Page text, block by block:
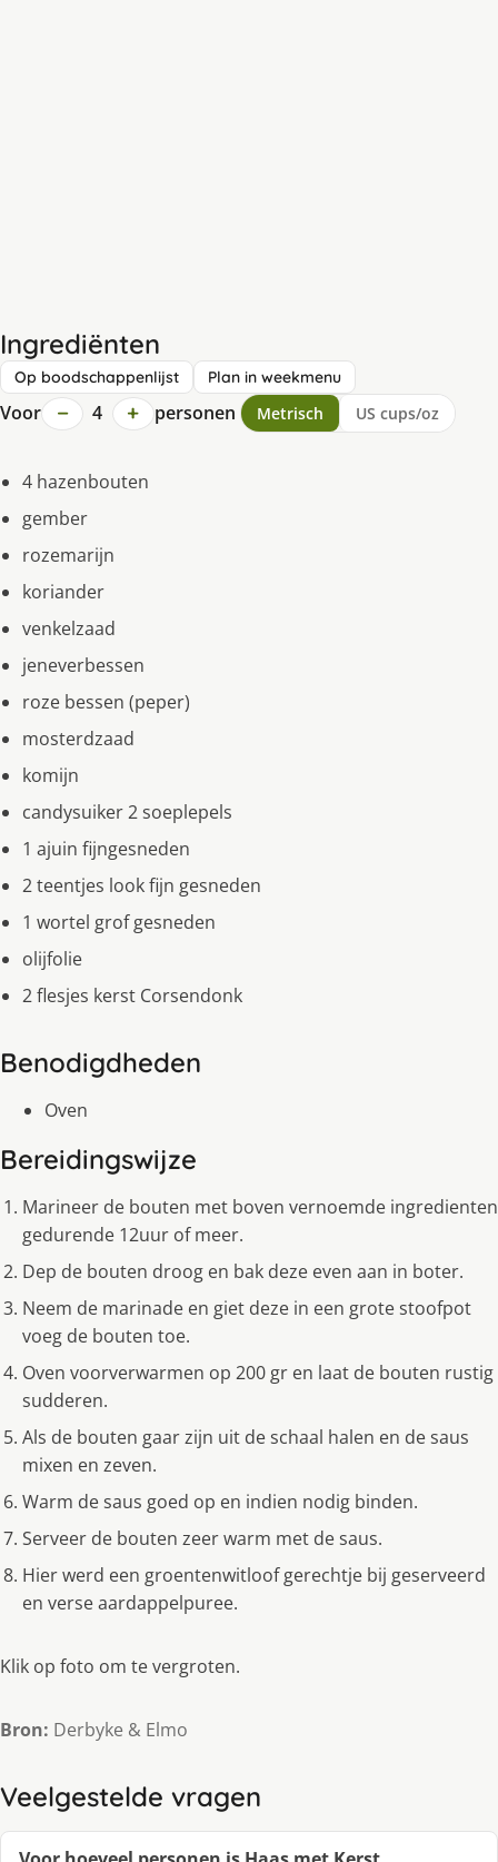
Ingrediënten
Op boodschappenlijst Plan in weekmenu
Voor − 4 + personen Metrisch US cups/oz
4 hazenbouten
gember
rozemarijn
koriander
venkelzaad
jeneverbessen
roze bessen (peper)
mosterdzaad
komijn
candysuiker 2 soeplepels
1 ajuin fijngesneden
2 teentjes look fijn gesneden
1 wortel grof gesneden
olijfolie
2 flesjes kerst Corsendonk
Benodigdheden
Oven
Bereidingswijze
Marineer de bouten met boven vernoemde ingredienten
gedurende 12uur of meer.
Dep de bouten droog en bak deze even aan in boter.
Neem de marinade en giet deze in een grote stoofpot
voeg de bouten toe.
Oven voorverwarmen op 200 gr en laat de bouten rustig
sudderen.
Als de bouten gaar zijn uit de schaal halen en de saus
mixen en zeven.
Warm de saus goed op en indien nodig binden.
Serveer de bouten zeer warm met de saus.
Hier werd een groentenwitloof gerechtje bij geserveerd
en verse aardappelpuree.
Klik op foto om te vergroten.
Bron: Derbyke & Elmo
Veelgestelde vragen